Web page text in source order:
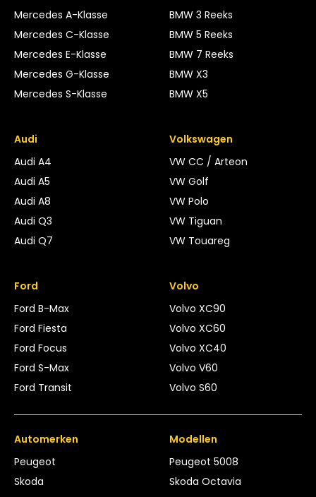
Mercedes A-Klasse
Mercedes C-Klasse
Mercedes E-Klasse
Mercedes G-Klasse
Mercedes S-Klasse
BMW 3 Reeks
BMW 5 Reeks
BMW 7 Reeks
BMW X3
BMW X5
Audi
Audi A4
Audi A5
Audi A8
Audi Q3
Audi Q7
Volkswagen
VW CC / Arteon
VW Golf
VW Polo
VW Tiguan
VW Touareg
Ford
Ford B-Max
Ford Fiesta
Ford Focus
Ford S-Max
Ford Transit
Volvo
Volvo XC90
Volvo XC60
Volvo XC40
Volvo V60
Volvo S60
Automerken
Peugeot
Skoda
Modellen
Peugeot 5008
Skoda Octavia